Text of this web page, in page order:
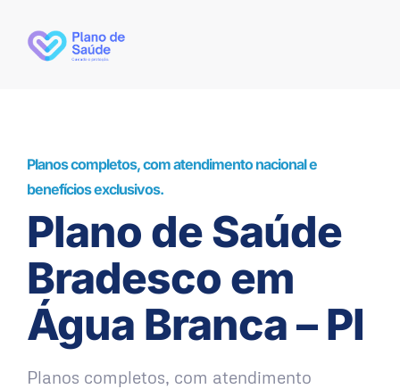
Planos completos, com atendimento nacional e
benefícios exclusivos.
Plano de Saúde
Bradesco em
Água Branca – PI
Planos completos, com atendimento